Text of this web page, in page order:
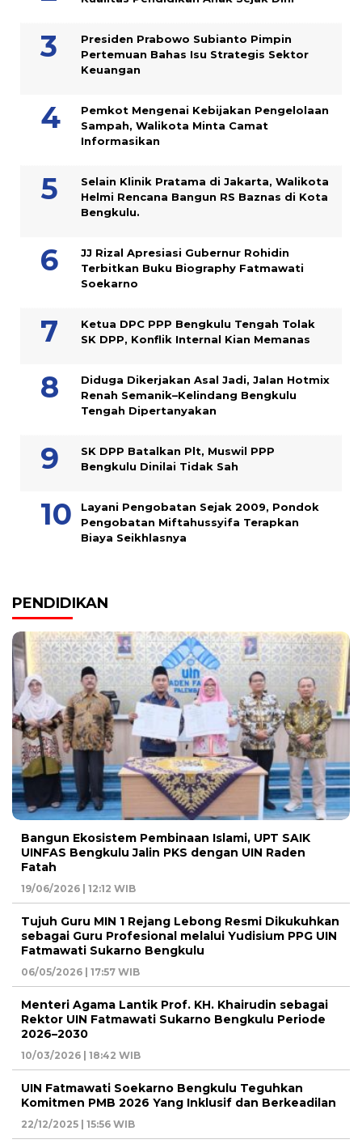
Presiden Prabowo Subianto Pimpin
Pertemuan Bahas Isu Strategis Sektor
Keuangan
Pemkot Mengenai Kebijakan Pengelolaan
Sampah, Walikota Minta Camat
Informasikan
Selain Klinik Pratama di Jakarta, Walikota
Helmi Rencana Bangun RS Baznas di Kota
Bengkulu.
JJ Rizal Apresiasi Gubernur Rohidin
Terbitkan Buku Biography Fatmawati
Soekarno
Ketua DPC PPP Bengkulu Tengah Tolak
SK DPP, Konflik Internal Kian Memanas
Diduga Dikerjakan Asal Jadi, Jalan Hotmix
Renah Semanik–Kelindang Bengkulu
Tengah Dipertanyakan
SK DPP Batalkan Plt, Muswil PPP
Bengkulu Dinilai Tidak Sah
Layani Pengobatan Sejak 2009, Pondok
Pengobatan Miftahussyifa Terapkan
Biaya Seikhlasnya
PENDIDIKAN
Bangun Ekosistem Pembinaan Islami, UPT SAIK
UINFAS Bengkulu Jalin PKS dengan UIN Raden
Fatah
19/06/2026 | 12:12 WIB
Tujuh Guru MIN 1 Rejang Lebong Resmi Dikukuhkan
sebagai Guru Profesional melalui Yudisium PPG UIN
Fatmawati Sukarno Bengkulu
06/05/2026 | 17:57 WIB
Menteri Agama Lantik Prof. KH. Khairudin sebagai
Rektor UIN Fatmawati Sukarno Bengkulu Periode
2026–2030
10/03/2026 | 18:42 WIB
UIN Fatmawati Soekarno Bengkulu Teguhkan
Komitmen PMB 2026 Yang Inklusif dan Berkeadilan
22/12/2025 | 15:56 WIB